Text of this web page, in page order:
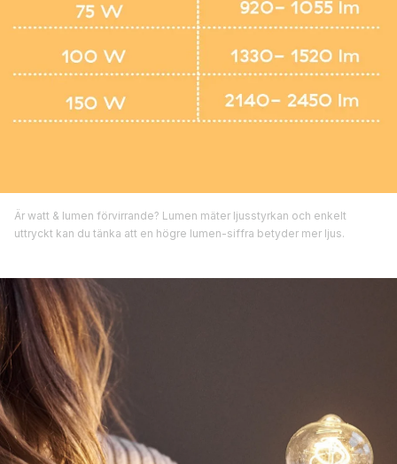
Är watt & lumen förvirrande? Lumen mäter ljusstyrkan och enkelt
uttryckt kan du tänka att en högre lumen-siffra betyder mer ljus.